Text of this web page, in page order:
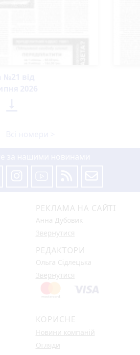
РЕКЛАМА НА САЙТІ
Анна Дубовик
Звернутися
РЕДАКТОРИ
Ольга Сідлецька
Звернутися
КОРИСНЕ
Новини компаній
Огляди